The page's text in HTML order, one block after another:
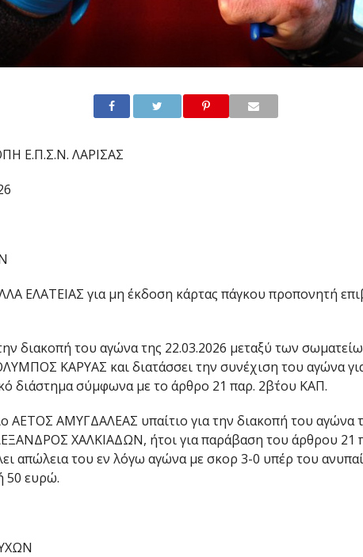
Ε.Π.Σ.Ν. ΛΑΡΙΣΑΣ
ΕΛΑΤΕΙΑΣ για μη έκδοση κάρτας πάγκου προπονητή
την διακοπή του αγώνα της 22.03.2026 μεταξύ των
ΚΑΡΥΑΣ και διατάσσει την συνέχιση του αγώνα
διάστημα σύμφωνα με το άρθρο 21 παρ. 2β΄του ΚΑΠ.
ΑΕΤΟΣ ΑΜΥΓΔΑΛΕΑΣ υπαίτιο για την διακοπή του αγώνα
ΧΑΛΚΙΑΔΩΝ, ήτοι για παράβαση του άρθρου 21
απώλεια του εν λόγω αγώνα με σκορ 3-0 υπέρ του
50 ευρώ.